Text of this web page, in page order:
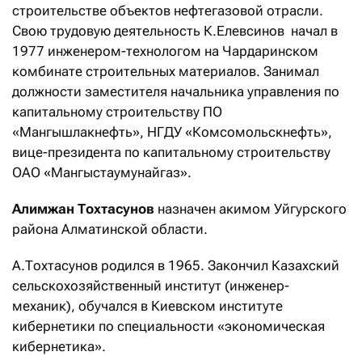
строительстве объектов нефтегазовой отрасли.
Свою трудовую деятельность К.Елевсинов начал в
1977 инженером-технологом на Чардаринском
комбинате строительных материалов. Занимал
должности заместителя начальника управления по
капитальному строительству ПО
«Мангышлакнефть», НГДУ «Комсомольскнефть»,
вице-президента по капитальному строительству
ОАО «Мангыстаумунайгаз».
Алимжан Тохтасунов назначен акимом Уйгурского
района Алматинской области.
А.Тохтасунов родился в 1965. Закончил Казахский
сельскохозяйственный институт (инженер-
механик), обучался в Киевском институте
кибернетики по специальности «экономическая
кибернетика».